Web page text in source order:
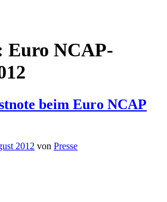
Euro NCAP-
beim Euro NCAP
2012 von Presse